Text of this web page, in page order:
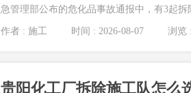
急管理部公布的危化品事故通报中，有3起
作者 : 施工 时间 : 2026-08-07 浏览
贵阳化工厂拆除施工队怎么